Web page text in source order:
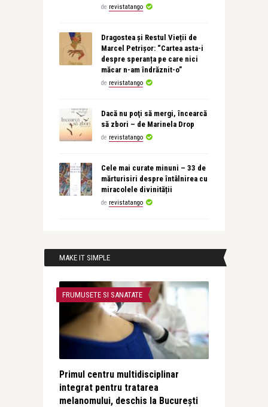
de revistatango
Dragostea și Restul Vieții de
Marcel Petrișor: “Cartea asta-i
despre speranța pe care nici
măcar n-am îndrăznit-o”
de revistatango
Dacă nu poţi să mergi, încearcă
să zbori – de Marinela Drop
de revistatango
Cele mai curate minuni – 33 de
mărturisiri despre întâlnirea cu
miracolele divinității
de revistatango
MAKE IT SIMPLE
FRUMUSETE SI SANATATE
Primul centru multidisciplinar
integrat pentru tratarea
melanomului, deschis la București